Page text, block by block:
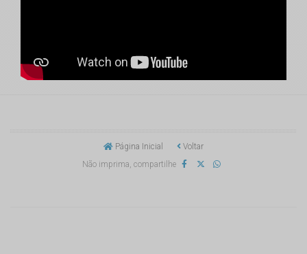
Página Inicial
Voltar
Não imprima, compartilhe